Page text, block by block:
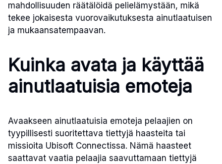
mahdollisuuden räätälöidä pelielämystään, mikä
tekee jokaisesta vuorovaikutuksesta ainutlaatuisen
ja mukaansatempaavan.
Kuinka avata ja käyttää
ainutlaatuisia emoteja
Avaakseen ainutlaatuisia emoteja pelaajien on
tyypillisesti suoritettava tiettyjä haasteita tai
missioita Ubisoft Connectissa. Nämä haasteet
saattavat vaatia pelaajia saavuttamaan tiettyjä